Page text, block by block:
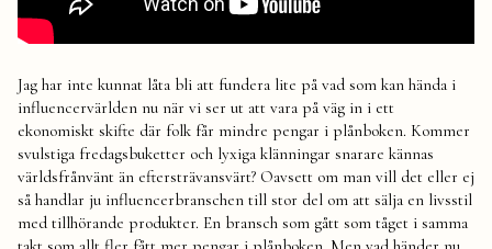
Jag har inte kunnat låta bli att fundera lite på vad som kan hända i
influencervärlden nu när vi ser ut att vara på väg in i ett
ekonomiskt skifte där folk får mindre pengar i plånboken. Kommer
svulstiga fredagsbuketter och lyxiga klänningar snarare kännas
världsfrånvänt än eftersträvansvärt? Oavsett om man vill det eller ej
så handlar ju influencerbranschen till stor del om att sälja en livsstil
med tillhörande produkter. En bransch som gått som tåget i samma